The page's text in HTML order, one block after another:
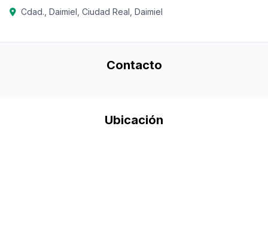
Cdad., Daimiel, Ciudad Real, Daimiel
Contacto
Ubicación